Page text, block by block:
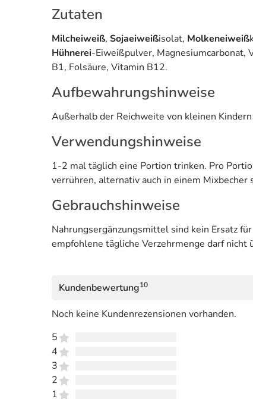
Zutaten
Milcheiweiß, Sojaeiweißisolat, Molkeneiweiß
Hühnerei-Eiweißpulver, Magnesiumcarbonat,
B1, Folsäure, Vitamin B12.
Aufbewahrungshinweise
Außerhalb der Reichweite von kleinen
Verwendungshinweise
1-2 mal täglich eine Portion trinken. Pro
verrühren, alternativ auch in einem
Gebrauchshinweise
Nahrungsergänzungsmittel sind kein Ersatz
empfohlene tägliche Verzehrmenge darf nicht
Kundenbewertung10
Noch keine Kundenrezensionen vorhanden.
5
4
3
2
1